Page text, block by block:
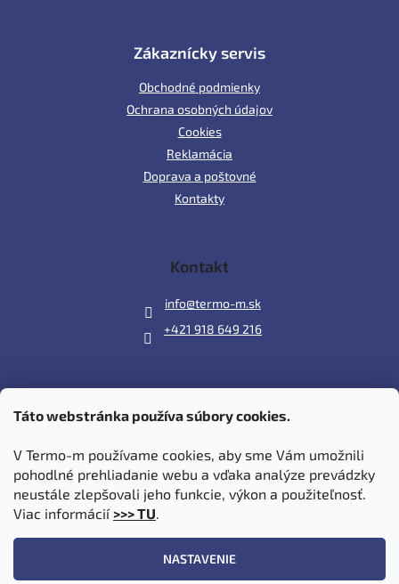
Táto webstránka používa súbory cookies.
V Termo-m používame cookies, aby sme Vám umožnili
pohodlné prehliadanie webu a vďaka analýze prevádzky
neustále zlepšovali jeho funkcie, výkon a použiteľnosť.
Viac informácií >>> TU.
NASTAVENIE
Zákaznícky servis
Obchodné podmienky
Ochrana osobných údajov
Cookies
Reklamácia
Doprava a poštovné
Kontakty
Kontakt
info@termo-m.sk
+421 918 649 216
Prijímame online platby